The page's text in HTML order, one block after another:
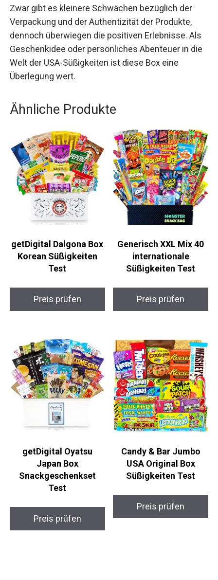
Zwar gibt es kleinere Schwächen bezüglich der
Verpackung und der Authentizität der Produkte,
dennoch überwiegen die positiven Erlebnisse. Als
Geschenkidee oder persönliches Abenteuer in die
Welt der USA-Süßigkeiten ist diese Box eine
Überlegung wert.
Ähnliche Produkte
getDigital Dalgona Box
Korean Süßigkeiten
Test
Preis prüfen
Generisch XXL Mix 40
internationale
Süßigkeiten Test
Preis prüfen
getDigital Oyatsu
Japan Box
Snackgeschenkset
Test
Preis prüfen
Candy & Bar Jumbo
USA Original Box
Süßigkeiten Test
Preis prüfen